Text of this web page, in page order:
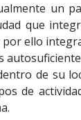
un
que
ello
de su
de